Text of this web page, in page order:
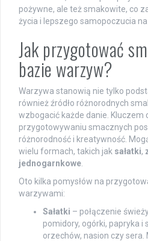
pożywne, ale też smakowite, co
życia i lepszego samopoczucia na
Jak przygotować
bazie warzyw?
Warzywa stanowią nie tylko
również źródło różnorodnych
wzbogacić każde danie. Kluczem
przygotowywaniu smacznych
różnorodność i kreatywność.
wielu formach, takich jak sałatki,
jednogarnkowe
Oto kilka pomysłów na
warzywami:
Sałatki – połączenie
pomidory, ogórki, papryka i
orzechów, nasion czy